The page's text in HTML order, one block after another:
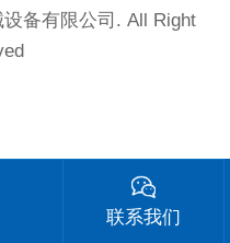
备有限公司. All Right
联系我们